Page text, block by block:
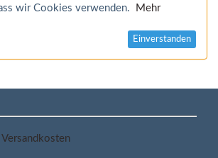
wir Cookies verwenden.
Mehr
Einverstanden